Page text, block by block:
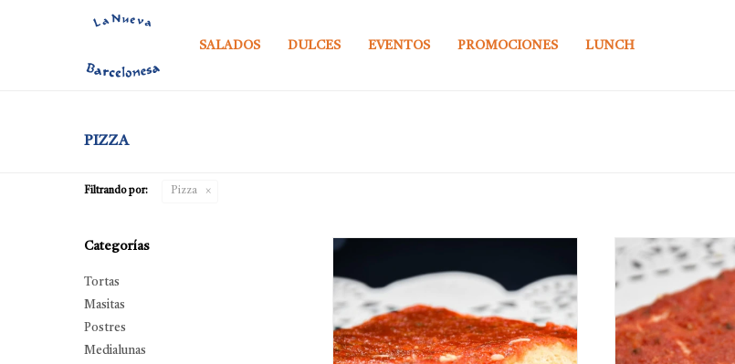
SALADOS DULCES EVENTOS PROMOCIONES LUNCH
PIZZA
Filtrando por: Pizza
Categorías
Tortas
Masitas
Postres
Medialunas